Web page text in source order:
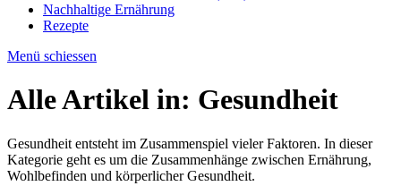
Nachhaltige Ernährung
Rezepte
Menü schiessen
Alle Artikel in: Gesundheit
Gesundheit entsteht im Zusammenspiel vieler Faktoren. In dieser
Kategorie geht es um die Zusammenhänge zwischen Ernährung,
Wohlbefinden und körperlicher Gesundheit.